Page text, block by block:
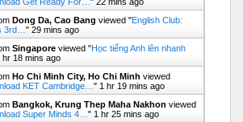
Dong Da, Cao Bang viewed "English Club:
3rd… " 29 mins ago
Singapore viewed "Học tiếng Anh lên nhanh
hr 18 mins ago
Ho Chi Minh City, Ho Chi Minh viewed
KET Cambridge… " 1 hr 19 mins ago
Bangkok, Krung Thep Maha Nakhon viewed
Super Minds 4… " 1 hr 25 mins ago